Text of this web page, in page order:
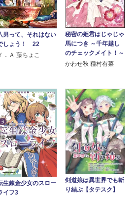
男って、それはない
しょう！ 22
．Ａ 藤ちょこ
秘密の姫君はじゃじゃ
馬につき ～千年越し
のチェックメイト！～
かわせ秋 種村有菜
生錬金少女のスロー
イフ3
剣道娘は異世界でも斬
り結ぶ【タテスク】